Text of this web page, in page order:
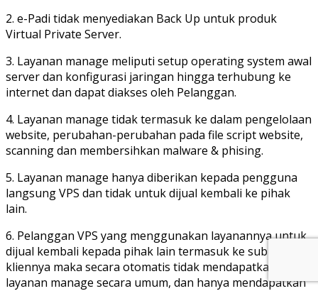
2. e-Padi tidak menyediakan Back Up untuk produk
Virtual Private Server.
3. Layanan manage meliputi setup operating system awal
server dan konfigurasi jaringan hingga terhubung ke
internet dan dapat diakses oleh Pelanggan.
4. Layanan manage tidak termasuk ke dalam pengelolaan
website, perubahan-perubahan pada file script website,
scanning dan membersihkan malware & phising.
5. Layanan manage hanya diberikan kepada pengguna
langsung VPS dan tidak untuk dijual kembali ke pihak
lain.
6. Pelanggan VPS yang menggunakan layanannya untuk
dijual kembali kepada pihak lain termasuk ke sub-
kliennya maka secara otomatis tidak mendapatkan
layanan manage secara umum, dan hanya mendapatkan